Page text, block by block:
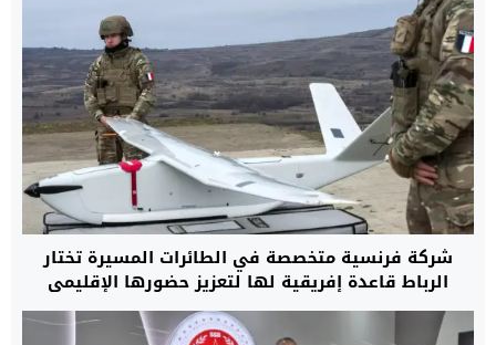
شركة فرنسية متخصصة في الطائرات المسيرة تختار
الرباط قاعدة إفريقية لها لتعزيز حضورها الإقليمي